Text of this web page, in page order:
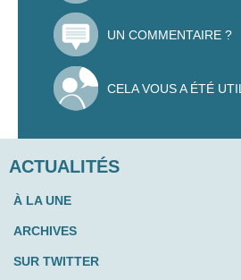
UN COMMENTAIRE ?
CELA VOUS A ÉTÉ
ACTUALITÉS
À LA UNE
ARCHIVES
SUR TWITTER